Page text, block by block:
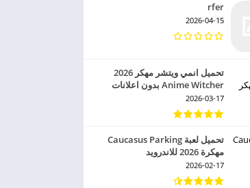
rfer
2026-04-15
تحميل انمي ويتشر مهكر 2026
Anime Witcher بدون اعلانات
2026-03-17
تحميل لعبة Caucasus Parking
مهكرة 2026 للاندرويد
2026-02-17